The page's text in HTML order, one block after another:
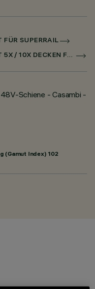
FÜR SUPERRAIL
LASER BLADE XS HIGH CONTRAST 5X / 10X DECKEN FÜR SUPERRAIL CASAMBI
Schiene - Casambi -
(Gamut Index) 102